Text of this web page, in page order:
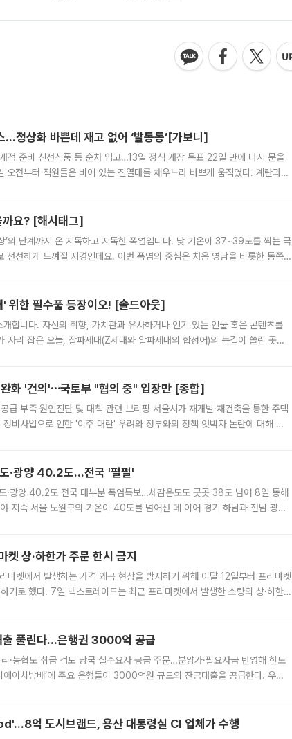
정상화 바쁜데 재고 없어 ‘발동동’[가보니]
점 준비 신선식품 등 순차 입고…13일 정식 개장 목표 22일 만에 다시 문을
오전부터 직원들은 비어 있는 진열대를 채우느라 바쁘게 움직였다. 계란과
까요? [해시태그]
’의 단계까지 온 지독하고 지독한 폭염입니다. 낮 기온이 37~39도를 찍는 극
선하게 느껴질 지경인데요. 이번 폭염의 중심은 처음 영남을 비롯한 동쪽
위한 필수품 등장이오! [솔드아웃]
개합니다. 자신의 취향, 가치관과 유사하거나 인기 있는 인물 혹은 콘텐츠를
리 잡은 오늘, 잘파세대(Z세대와 알파세대의 합성어)의 눈길이 쏠린 곳은
화 '건의'⋯국토부 "협의 중" 입장만 [종합]
급 부족 원인진단 및 대책 관련 브리핑 서울시가 재개발·재건축을 통한 주택
비사업으로 인한 '이주 대란' 우려와 정부와의 정책 엇박자 논란에 대해 정
·광양 40.2도…전국 '펄펄'
광양 40.2도 전국 대부분 폭염특보…체감온도도 곳곳 38도 넘어 8일 동해
지속 서울 노원구의 기온이 40도를 넘어선 데 이어 경기 하남과 전남 광양
상·하한가 주문 한시 금지
마켓에서 발생하는 가격 왜곡 현상을 방지하기 위해 이달 12일부터 프리마켓
기로 했다. 7일 넥스트레이드는 최근 프리마켓에서 발생한 소량의 상·하한
출 풀린다…은행권 3000억 공급
·농협도 취급 검토 당국 실수요자 공급 주문…분양가·필요자금 반영해 한도
이치방배’에 주요 은행들이 3000억원 규모의 잔금대출을 공급한다. 우리
억 도시브랜드, 용산 대통령실 CI 업체가 수행